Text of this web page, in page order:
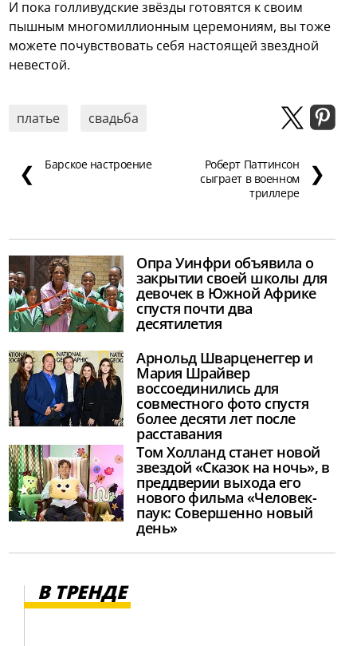
И пока голливудские звёзды готовятся к своим
пышным многомиллионным церемониям, вы тоже
можете почувствовать себя настоящей звездной
невестой.
платье свадьба
❮ Барское настроение
Роберт Паттинсон
сыграет в военном
триллере
❯
Опра Уинфри объявила о
закрытии своей школы для
девочек в Южной Африке
спустя почти два
десятилетия
Арнольд Шварценеггер и
Мария Шрайвер
воссоединились для
совместного фото спустя
более десяти лет после
расставания
Том Холланд станет новой
звездой «Сказок на ночь», в
преддверии выхода его
нового фильма «Человек-
паук: Совершенно новый
день»
В ТРЕНДЕ